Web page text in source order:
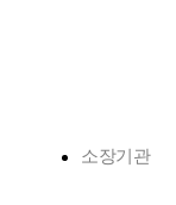
소장기관